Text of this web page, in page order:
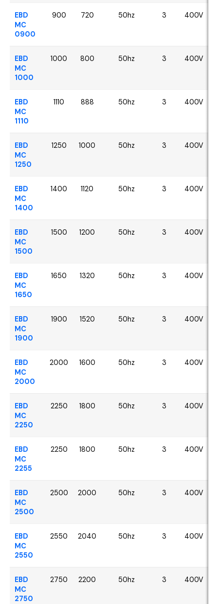
EBD
MC
0900
900 720 50hz 3 400V
EBD
MC
1000
1000 800 50hz 3 400V
EBD
MC
1110
1110 888 50hz 3 400V
EBD
MC
1250
1250 1000 50hz 3 400V
EBD
MC
1400
1400 1120 50hz 3 400V
EBD
MC
1500
1500 1200 50hz 3 400V
EBD
MC
1650
1650 1320 50hz 3 400V
EBD
MC
1900
1900 1520 50hz 3 400V
EBD
MC
2000
2000 1600 50hz 3 400V
EBD
MC
2250
2250 1800 50hz 3 400V
EBD
MC
2255
2250 1800 50hz 3 400V
EBD
MC
2500
2500 2000 50hz 3 400V
EBD
MC
2550
2550 2040 50hz 3 400V
EBD
MC
2750
2750 2200 50hz 3 400V